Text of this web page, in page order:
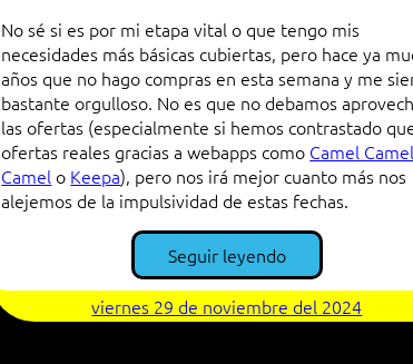
No sé si es por mi etapa vital o que tengo mis
necesidades más básicas cubiertas, pero hace ya
años que no hago compras en esta semana y me
bastante orgulloso. No es que no debamos
las ofertas (especialmente si hemos contrastado
ofertas reales gracias a webapps como Camel Camel
Camel o Keepa), pero nos irá mejor cuanto más nos
alejemos de la impulsividad de estas fechas.
Seguir leyendo
viernes 29 de noviembre del 2024